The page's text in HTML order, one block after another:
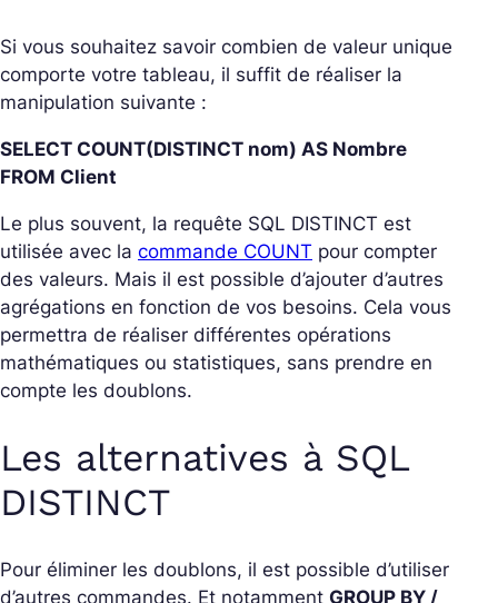
Si vous souhaitez savoir combien de valeur unique
comporte votre tableau, il suffit de réaliser la
manipulation suivante :
SELECT COUNT(DISTINCT nom) AS Nombre
FROM Client
Le plus souvent, la requête SQL DISTINCT est
utilisée avec la commande COUNT pour compter
des valeurs. Mais il est possible d’ajouter d’autres
agrégations en fonction de vos besoins. Cela vous
permettra de réaliser différentes opérations
mathématiques ou statistiques, sans prendre en
compte les doublons.
Les alternatives à SQL
DISTINCT
Pour éliminer les doublons, il est possible d’utiliser
d’autres commandes. Et notamment GROUP BY /